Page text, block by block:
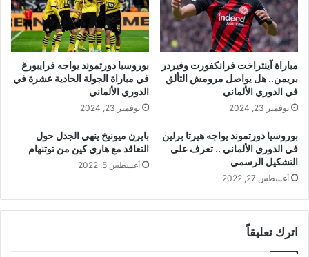
مباراة آينتراخت فرانكفورت وفيردر
بريمن.. هل يواصل مرومش التألق
في الدوري الألماني
نوفمبر 23, 2024
بوروسيا دورتموند يواجه فرايبورغ
في مباراة الجولة الحادية عشرة في
الدوري الألماني
نوفمبر 23, 2024
بوروسيا دورتموند يواجه هيرتا برلين
في الدوري الألماني .. تعرف على
التشكيل الرسمي
أغسطس 27, 2022
بايرن ميونيخ ينهي الجدل حول
التعاقد مع هاري كين من توتنهام
أغسطس 5, 2022
اترك تعليقاً